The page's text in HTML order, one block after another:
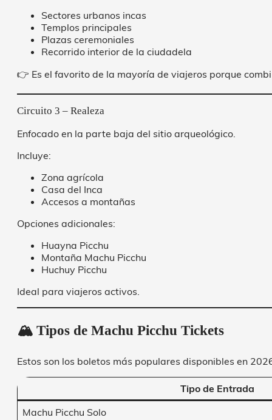
Sectores urbanos incas
Templos principales
Plazas ceremoniales
Recorrido interior de la ciudadela
👉 Es el favorito de la mayoría de viajeros porque
Circuito 3 – Realeza
Enfocado en la parte baja del sitio arqueológico.
Incluye:
Zona agrícola
Casa del Inca
Accesos a montañas
Opciones adicionales:
Huayna Picchu
Montaña Machu Picchu
Huchuy Picchu
Ideal para viajeros activos.
🏔️ Tipos de Machu Picchu Tickets
Estos son los boletos más populares disponibles en
Tipo de Entrada
Machu Picchu Solo